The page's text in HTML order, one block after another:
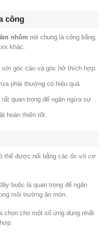
công
nhôm nói chung là công bằng,
khác.
với góc cào và góc hở thích hợp.
phải thường có hiệu quả.
quan trọng để ngăn ngừa sự
hoàn thiện tốt.
thể được nối bằng các ốc vít cơ
buộc là quan trọng để ngăn
môi trường ăn mòn.
chọn cho một số ứng dụng nhất